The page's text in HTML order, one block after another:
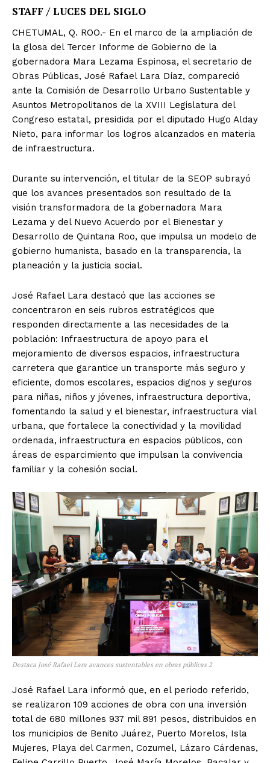
STAFF / LUCES DEL SIGLO
CHETUMAL, Q. ROO.- En el marco de la ampliación de
la glosa del Tercer Informe de Gobierno de la
gobernadora Mara Lezama Espinosa, el secretario de
Obras Públicas, José Rafael Lara Díaz, compareció
ante la Comisión de Desarrollo Urbano Sustentable y
Asuntos Metropolitanos de la XVIII Legislatura del
Congreso estatal, presidida por el diputado Hugo Alday
Nieto, para informar los logros alcanzados en materia
de infraestructura.
Durante su intervención, el titular de la SEOP subrayó
que los avances presentados son resultado de la
visión transformadora de la gobernadora Mara
Lezama y del Nuevo Acuerdo por el Bienestar y
Desarrollo de Quintana Roo, que impulsa un modelo de
gobierno humanista, basado en la transparencia, la
planeación y la justicia social.
José Rafael Lara destacó que las acciones se
concentraron en seis rubros estratégicos que
responden directamente a las necesidades de la
población: Infraestructura de apoyo para el
mejoramiento de diversos espacios, infraestructura
carretera que garantice un transporte más seguro y
eficiente, domos escolares, espacios dignos y seguros
para niñas, niños y jóvenes, infraestructura deportiva,
fomentando la salud y el bienestar, infraestructura vial
urbana, que fortalece la conectividad y la movilidad
ordenada, infraestructura en espacios públicos, con
áreas de esparcimiento que impulsan la convivencia
familiar y la cohesión social.
Destaca José Rafael Lara avances sustentables en obras públicas 2
José Rafael Lara informó que, en el periodo referido,
se realizaron 109 acciones de obra con una inversión
total de 680 millones 937 mil 891 pesos, distribuidos en
los municipios de Benito Juárez, Puerto Morelos, Isla
Mujeres, Playa del Carmen, Cozumel, Lázaro Cárdenas,